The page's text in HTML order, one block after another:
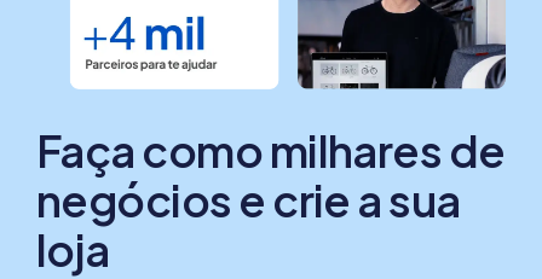
Faça como milhares de
negócios e crie a sua
loja